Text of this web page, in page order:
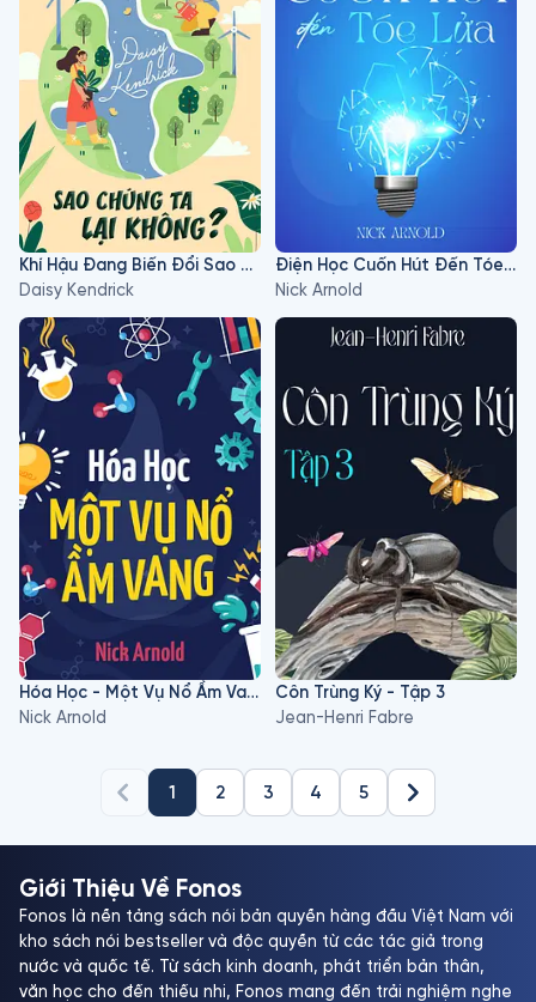
Khí Hậu Đang Biến Đổi Sao Chúng Ta Lại Không?
Daisy Kendrick
Điện Học Cuốn Hút Đến Tóe Lửa
Nick Arnold
Hóa Học - Một Vụ Nổ Ầm Vang
Nick Arnold
Côn Trùng Ký - Tập 3
Jean-Henri Fabre
1 2 3 4 5
Giới Thiệu Về Fonos
Fonos là nền tảng sách nói bản quyền hàng đầu Việt Nam với
kho sách nói bestseller và độc quyền từ các tác giả trong
nước và quốc tế. Từ sách kinh doanh, phát triển bản thân,
văn học cho đến thiếu nhi, Fonos mang đến trải nghiệm nghe